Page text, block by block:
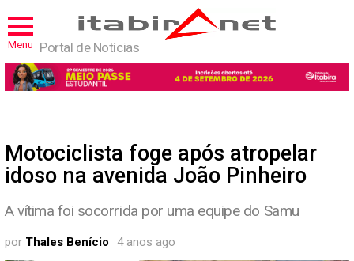
Menu Portal de Notícias
Motociclista foge após atropelar
idoso na avenida João Pinheiro
A vítima foi socorrida por uma equipe do Samu
por Thales Benício 4 anos ago